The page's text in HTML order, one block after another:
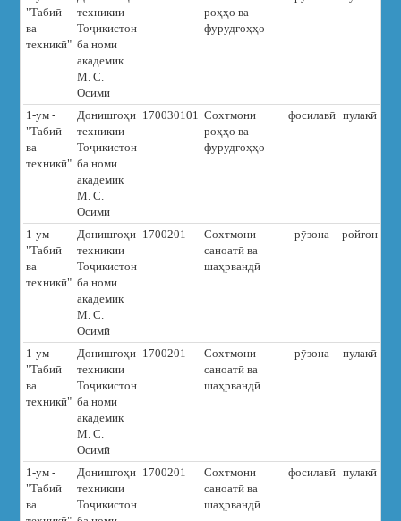
"Табиӣ
ва
техникӣ"
техникии
Тоҷикистон
ба номи
академик
М. С.
Осимӣ
роҳҳо ва
фурудгоҳҳо
1-ум -
"Табиӣ
ва
техникӣ"
Донишгоҳи
техникии
Тоҷикистон
ба номи
академик
М. С.
Осимӣ
170030101 Сохтмони
роҳҳо ва
фурудгоҳҳо
фосилавӣ пулакӣ
1-ум -
"Табиӣ
ва
техникӣ"
Донишгоҳи
техникии
Тоҷикистон
ба номи
академик
М. С.
Осимӣ
1700201
Сохтмони
саноатӣ ва
шаҳрвандӣ
рӯзона ройгон
1-ум -
"Табиӣ
ва
техникӣ"
Донишгоҳи
техникии
Тоҷикистон
ба номи
академик
М. С.
Осимӣ
1700201
Сохтмони
саноатӣ ва
шаҳрвандӣ
рӯзона пулакӣ
1-ум -
"Табиӣ
ва
Донишгоҳи
техникии
Тоҷикистон
1700201
Сохтмони
саноатӣ ва
шаҳрвандӣ
фосилавӣ пулакӣ